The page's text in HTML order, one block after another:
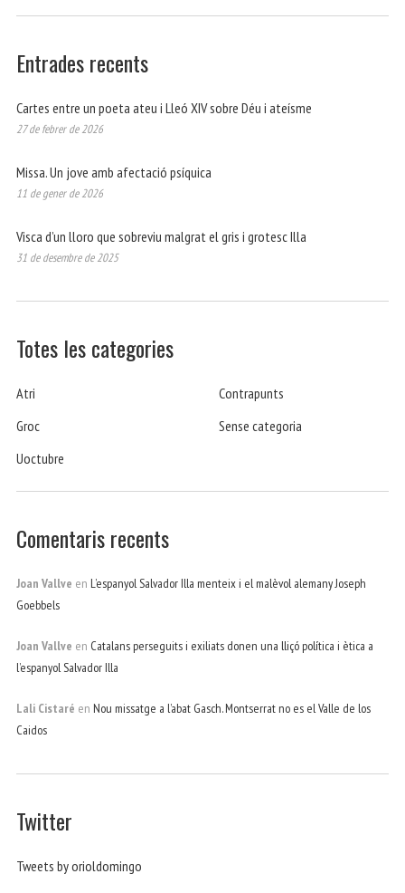
Entrades recents
Cartes entre un poeta ateu i Lleó XIV sobre Déu i ateísme
27 de febrer de 2026
Missa. Un jove amb afectació psíquica
11 de gener de 2026
Visca d’un lloro que sobreviu malgrat el gris i grotesc Illa
31 de desembre de 2025
Totes les categories
Atri
Contrapunts
Groc
Sense categoria
Uoctubre
Comentaris recents
Joan Vallve en L’espanyol Salvador Illa menteix i el malèvol alemany Joseph
Goebbels
Joan Vallve en Catalans perseguits i exiliats donen una lliçó política i ètica a
l’espanyol Salvador Illa
Lali Cistaré en Nou missatge a l’abat Gasch. Montserrat no es el Valle de los
Caidos
Twitter
Tweets by orioldomingo